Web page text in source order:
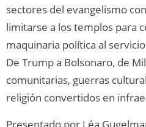
sectores del evangelismo
limitarse a los templos para
maquinaria política al
De Trump a Bolsonaro, de
comunitarias, guerras
religión convertidos en